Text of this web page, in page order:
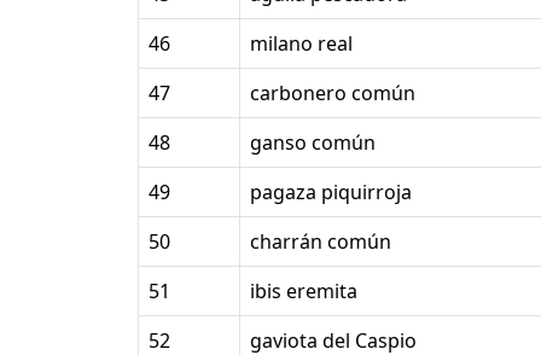
46
milano real
47
carbonero común
48
ganso común
49
pagaza piquirroja
50
charrán común
51
ibis eremita
52
gaviota del Caspio